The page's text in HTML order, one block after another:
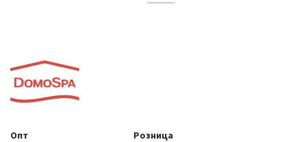
Опт
Розница